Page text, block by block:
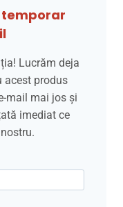
Lucrăm deja
acest produs
mail mai jos și
imediat ce